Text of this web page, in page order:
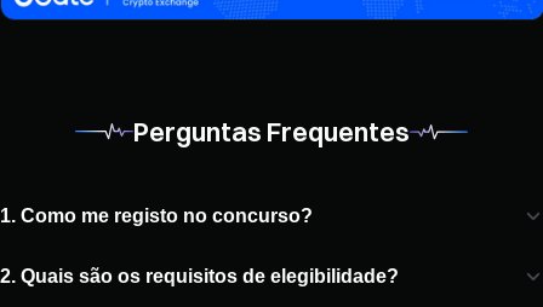
Perguntas Frequentes
1. Como me registo no concurso?
2. Quais são os requisitos de elegibilidade?